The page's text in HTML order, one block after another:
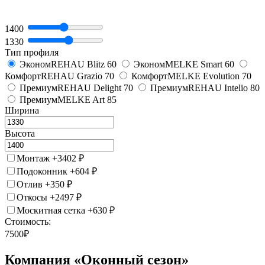
1400
1330
Тип профиля
ЭкономREHAU Blitz 60 ЭкономMELKE Smart 60
КомфортREHAU Grazio 70 КомфортMELKE Evolution 70
ПремиумREHAU Delight 70 ПремиумREHAU Intelio 80
ПремиумMELKE Art 85
Ширина
Высота
Монтаж +3402 ₽
Подоконник +604 ₽
Отлив +350 ₽
Откосы +2497 ₽
Москитная сетка +630 ₽
Стоимость:
7500₽
Компания «Оконный сезон»